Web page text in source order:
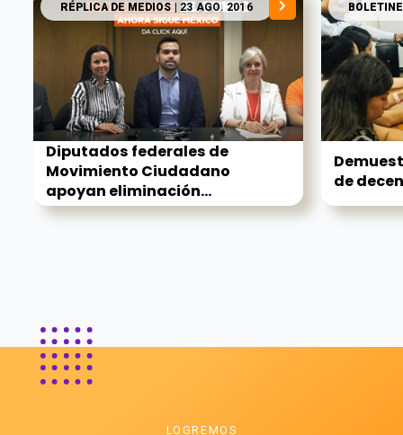
RÉPLICA DE MEDIOS| 23 AGO. 2016
Diputados federales de
Movimiento Ciudadano
apoyan eliminación...
de
LOGREMOS